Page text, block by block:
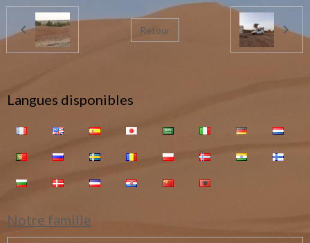
Retour
Langues disponibles
Notre famille